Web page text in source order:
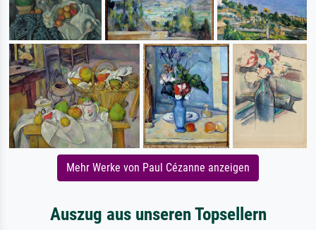
Mehr Werke von Paul Cézanne anzeigen
Auszug aus unseren Topsellern